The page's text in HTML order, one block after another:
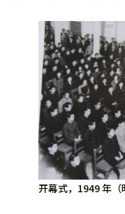
开幕式，1949 年（